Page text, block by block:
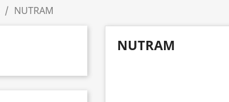
NUTRAM
NUTRAM